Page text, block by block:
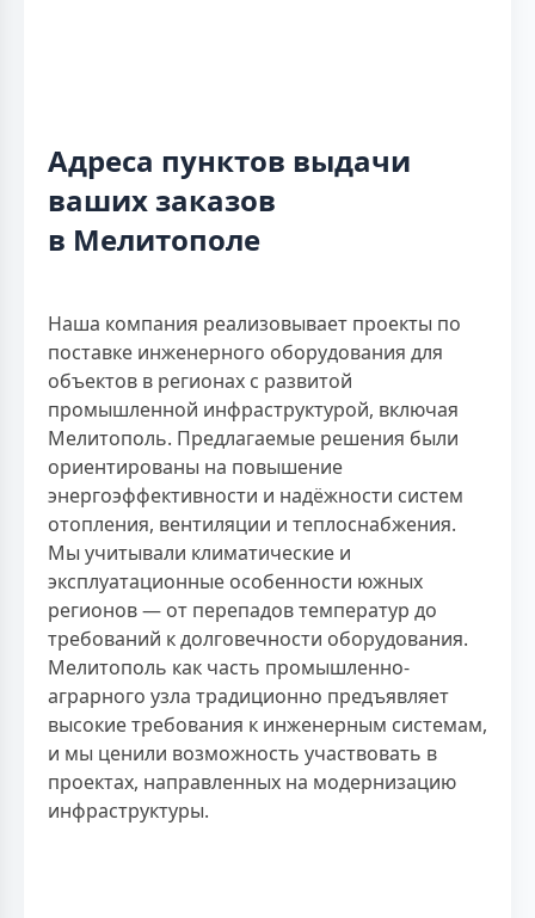
Адреса пунктов выдачи
ваших заказов
в Мелитополе
Наша компания реализовывает проекты по
поставке инженерного оборудования для
объектов в регионах с развитой
промышленной инфраструктурой, включая
Мелитополь. Предлагаемые решения были
ориентированы на повышение
энергоэффективности и надёжности систем
отопления, вентиляции и теплоснабжения.
Мы учитывали климатические и
эксплуатационные особенности южных
регионов — от перепадов температур до
требований к долговечности оборудования.
Мелитополь как часть промышленно-
аграрного узла традиционно предъявляет
высокие требования к инженерным системам,
и мы ценили возможность участвовать в
проектах, направленных на модернизацию
инфраструктуры.